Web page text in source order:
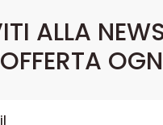
ALLA